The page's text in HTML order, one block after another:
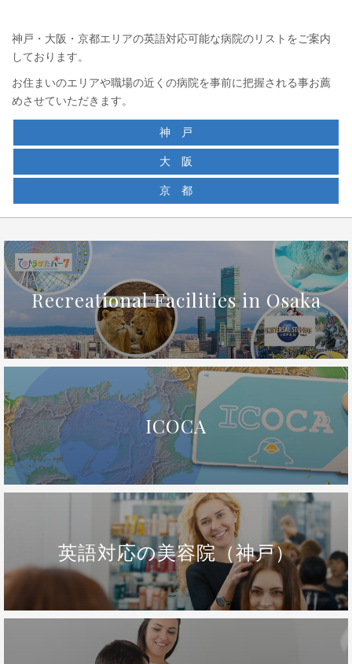
神戸・大阪・京都エリアの英語対応可能な病院のリストをご案内
しております。
お住まいのエリアや職場の近くの病院を事前に把握される事お薦
めさせていただきます。
神 戸
大 阪
京 都
Recreational Facilities in Osaka
ICOCA
英語対応の美容院（神戸）